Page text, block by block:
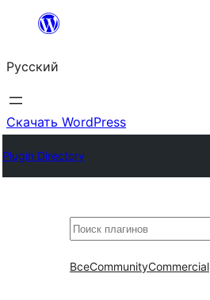
Перейти
содержимому
Русский
Скачать WordPress
Plugin Directory
Поиск
ВсеCommunityCommercial